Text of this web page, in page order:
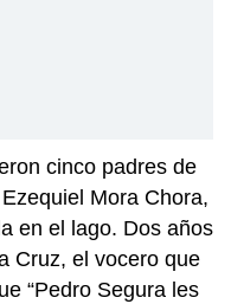
cinco padres de
Mora Chora,
en el lago. Dos años
Cruz, el vocero que
“Pedro Segura les